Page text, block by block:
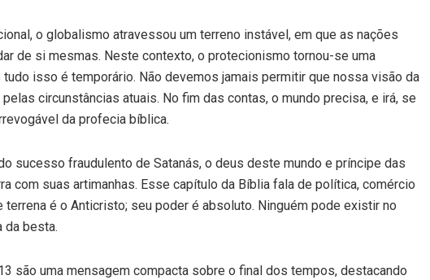
o globalismo atravessou um terreno instável, em que as nações
de si mesmas. Neste contexto, o protecionismo tornou-se uma
isso é temporário. Não devemos jamais permitir que nossa visão da
circunstâncias atuais. No fim das contas, o mundo precisa, e irá, se
da profecia bíblica.
sucesso fraudulento de Satanás, o deus deste mundo e príncipe das
com suas artimanhas. Esse capítulo da Bíblia fala de política, comércio
terrena é o Anticristo; seu poder é absoluto. Ninguém pode existir no
da besta.
são uma mensagem compacta sobre o final dos tempos, destacando